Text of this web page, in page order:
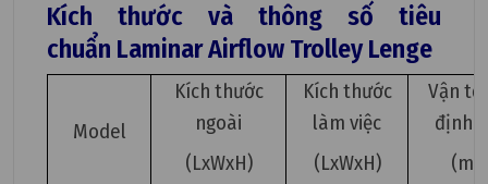
Kích thước và thông số tiêu
chuẩn Laminar Airflow Trolley Lenge
Model
Kích thước
ngoài
(LxWxH)
Kích thước
làm việc
(LxWxH)
Vận
định
(m/